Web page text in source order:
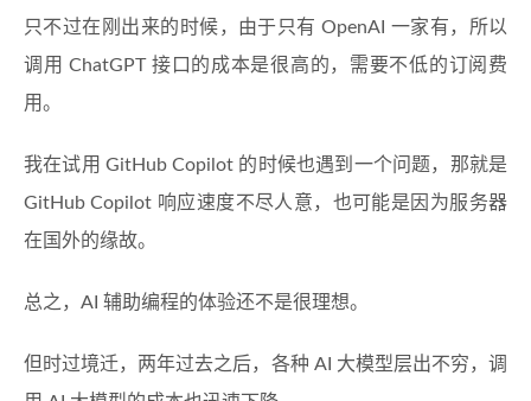
只不过在刚出来的时候，由于只有 OpenAI 一家有，所以
调用 ChatGPT 接口的成本是很高的，需要不低的订阅费
用。
我在试用 GitHub Copilot 的时候也遇到一个问题，那就是
GitHub Copilot 响应速度不尽人意，也可能是因为服务器
在国外的缘故。
总之，AI 辅助编程的体验还不是很理想。
但时过境迁，两年过去之后，各种 AI 大模型层出不穷，调